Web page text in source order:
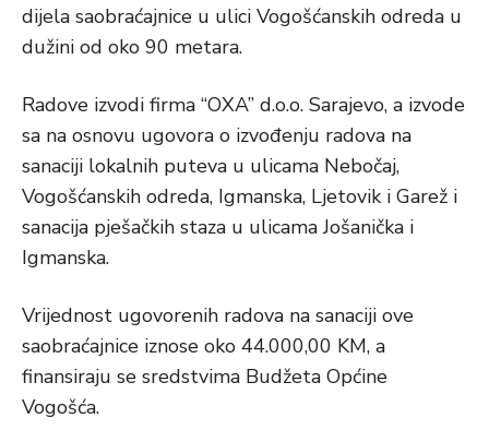
dijela saobraćajnice u ulici Vogošćanskih odreda u
dužini od oko 90 metara.
Radove izvodi firma “OXA” d.o.o. Sarajevo, a izvode
sa na osnovu ugovora o izvođenju radova na
sanaciji lokalnih puteva u ulicama Nebočaj,
Vogošćanskih odreda, Igmanska, Ljetovik i Garež i
sanacija pješačkih staza u ulicama Jošanička i
Igmanska.
Vrijednost ugovorenih radova na sanaciji ove
saobraćajnice iznose oko 44.000,00 KM, a
finansiraju se sredstvima Budžeta Općine
Vogošća.